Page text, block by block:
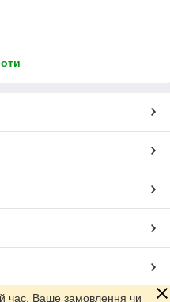
час. Ваше замовлення чи